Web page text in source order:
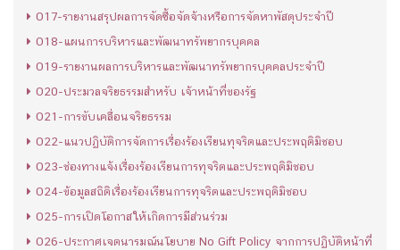
O17-รายงานสรุปผลการจัดซื้อจัดจ้างหรือการจัดหาพัสดุประจำปี
O18-แผนการบริหารและพัฒนาทรัพยากรบุคคล
O19-รายงานผลการบริหารและพัฒนาทรัพยากรบุคคลประจำปี
O20-ประมวลจริยธรรมสำหรับ เจ้าหน้าที่ของรัฐ
O21-การขับเคลื่อนจริยธรรม
O22-แนวปฏิบัติการจัดการเรื่องร้องเรียนทุจริตและประพฤติมิชอบ
O23-ช่องทางแจ้งเรื่องร้องเรียนการทุจริตและประพฤติมิชอบ
O24-ข้อมูลสถิติเรื่องร้องเรียนการทุจริตและประพฤติมิชอบ
O25-การเปิดโอกาสให้เกิดการมีส่วนร่วม
O26-ประกาศเจตนารมณ์นโยบาย No Gift Policy จากการปฏิบัติหน้าที่